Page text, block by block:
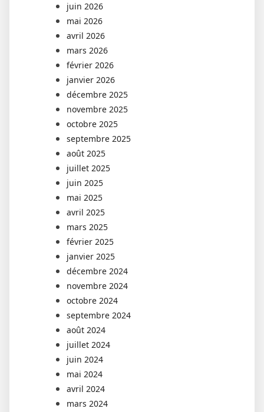
juin 2026
mai 2026
avril 2026
mars 2026
février 2026
janvier 2026
décembre 2025
novembre 2025
octobre 2025
septembre 2025
août 2025
juillet 2025
juin 2025
mai 2025
avril 2025
mars 2025
février 2025
janvier 2025
décembre 2024
novembre 2024
octobre 2024
septembre 2024
août 2024
juillet 2024
juin 2024
mai 2024
avril 2024
mars 2024